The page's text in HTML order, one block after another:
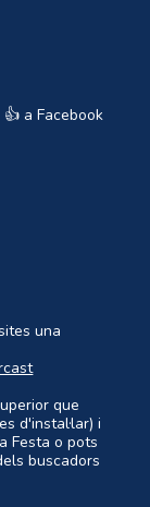
👍 a Facebook
una
que
d'instal·lar) i
Festa o pots
buscadors